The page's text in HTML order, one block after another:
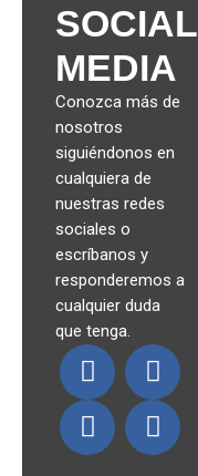
SOCIAL
MEDIA
Conozca más de
nosotros
siguiéndonos en
cualquiera de
nuestras redes
sociales o
escríbanos y
responderemos a
cualquier duda
que tenga.